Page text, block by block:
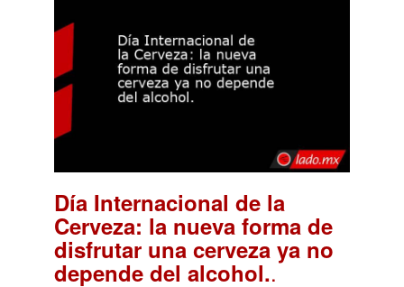
Día Internacional de la
Cerveza: la nueva forma de
disfrutar una cerveza ya no
depende del alcohol..